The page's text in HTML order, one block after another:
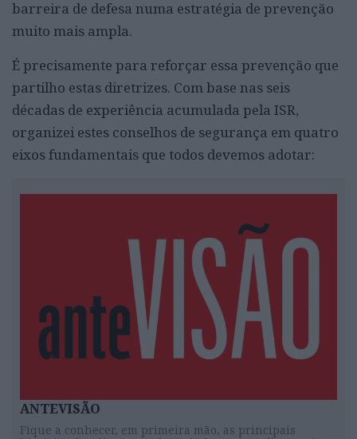
barreira de defesa numa estratégia de prevenção
muito mais ampla.
É precisamente para reforçar essa prevenção que
partilho estas diretrizes. Com base nas seis
décadas de experiência acumulada pela ISR,
organizei estes conselhos de segurança em quatro
eixos fundamentais que todos devemos adotar:
ANTEVISÃO
Fique a conhecer, em primeira mão, as principais